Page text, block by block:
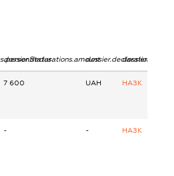
dossier.declarations.amount
7 600 UAH НАЗК
- - НАЗК